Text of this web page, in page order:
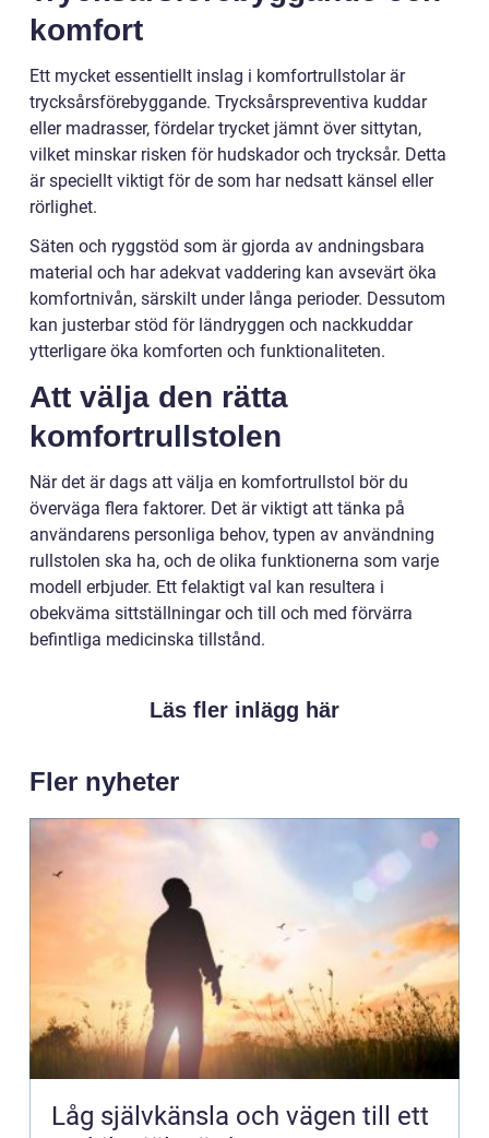
komfort
Ett mycket essentiellt inslag i komfortrullstolar är
trycksårsförebyggande. Trycksårspreventiva kuddar
eller madrasser, fördelar trycket jämnt över sittytan,
vilket minskar risken för hudskador och trycksår. Detta
är speciellt viktigt för de som har nedsatt känsel eller
rörlighet.
Säten och ryggstöd som är gjorda av andningsbara
material och har adekvat vaddering kan avsevärt öka
komfortnivån, särskilt under långa perioder. Dessutom
kan justerbar stöd för ländryggen och nackkuddar
ytterligare öka komforten och funktionaliteten.
Att välja den rätta
komfortrullstolen
När det är dags att välja en komfortrullstol bör du
överväga flera faktorer. Det är viktigt att tänka på
användarens personliga behov, typen av användning
rullstolen ska ha, och de olika funktionerna som varje
modell erbjuder. Ett felaktigt val kan resultera i
obekväma sittställningar och till och med förvärra
befintliga medicinska tillstånd.
Läs fler inlägg här
Fler nyheter
Låg självkänsla och vägen till ett